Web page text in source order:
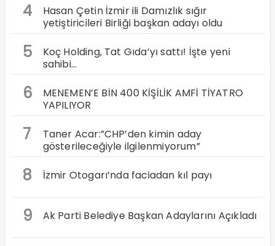
4
Hasan Çetin İzmir ili Damızlık sığır
yetiştiricileri Birliği başkan adayı oldu
5
Koç Holding, Tat Gıda’yı sattı! İşte yeni
sahibi…
6
MENEMEN’E BİN 400 KİŞİLİK AMFİ TİYATRO
YAPILIYOR
7
Taner Acar:”CHP’den kimin aday
gösterileceğiyle ilgilenmiyorum”
8 İzmir Otogarı’nda faciadan kıl payı
9 Ak Parti Belediye Başkan Adaylarını Açıkladı